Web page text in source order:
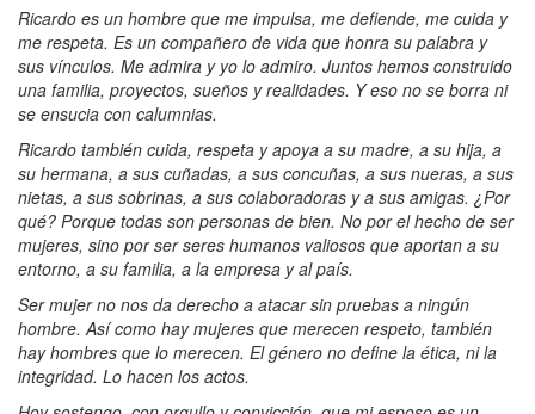
Ricardo es un hombre que me impulsa, me defiende, me cuida y
me respeta. Es un compañero de vida que honra su palabra y
sus vínculos. Me admira y yo lo admiro. Juntos hemos construido
una familia, proyectos, sueños y realidades. Y eso no se borra ni
se ensucia con calumnias.
Ricardo también cuida, respeta y apoya a su madre, a su hija, a
su hermana, a sus cuñadas, a sus concuñas, a sus nueras, a sus
nietas, a sus sobrinas, a sus colaboradoras y a sus amigas. ¿Por
qué? Porque todas son personas de bien. No por el hecho de ser
mujeres, sino por ser seres humanos valiosos que aportan a su
entorno, a su familia, a la empresa y al país.
Ser mujer no nos da derecho a atacar sin pruebas a ningún
hombre. Así como hay mujeres que merecen respeto, también
hay hombres que lo merecen. El género no define la ética, ni la
integridad. Lo hacen los actos.